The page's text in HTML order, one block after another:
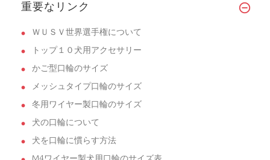
重要なリンク
ＷＵＳＶ世界選手権について
トップ１０犬用アクセサリー
かご型口輪のサイズ
メッシュタイプ口輪のサイズ
冬用ワイヤー製口輪のサイズ
犬の口輪について
犬を口輪に慣らす方法